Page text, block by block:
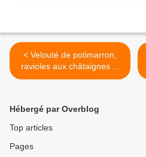
< Velouté de potimarron,
ravioles aux châtaignes et
au lard
Hébergé par Overblog
Top articles
Pages